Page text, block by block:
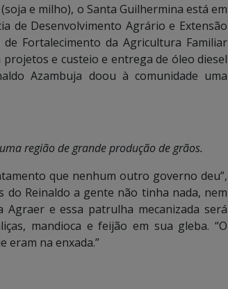
e milho), o Santa Guilhermina está em
de Desenvolvimento Agrário e Extensão
Fortalecimento da Agricultura Familiar
e custeio e entrega de óleo diesel
Azambuja doou à comunidade uma
região de grande produção de grãos.
que nenhum outro governo deu”,
do Reinaldo a gente não tinha nada, nem
e essa patrulha mecanizada será
mandioca e feijão em sua gleba. “O
eram na enxada.”